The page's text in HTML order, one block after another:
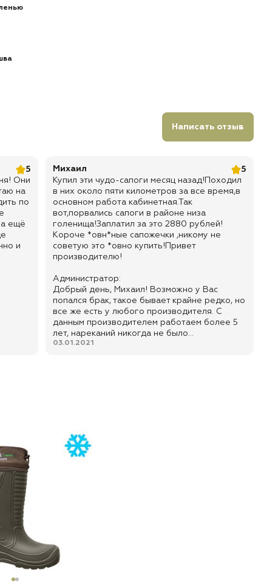
Написать отзыв
5
Они
на
по
а ещё
и
Михаил
5
Купил эти чудо-сапоги месяц назад!Походил
в них около пяти километров за все время,в
основном работа кабинетная.Так
вот,порвались сапоги в районе низа
голенища!Заплатил за это 2880 рублей!
Короче *овн*ные сапожечки ,никому не
советую это *овно купить!Привет
производителю!
Администратор:
Добрый день, Михаил! Возможно у Вас
попался брак, такое бывает крайне редко, но
все же есть у любого производителя. С
данным производителем работаем более 5
лет, нареканий никогда не было...
03.01.2021